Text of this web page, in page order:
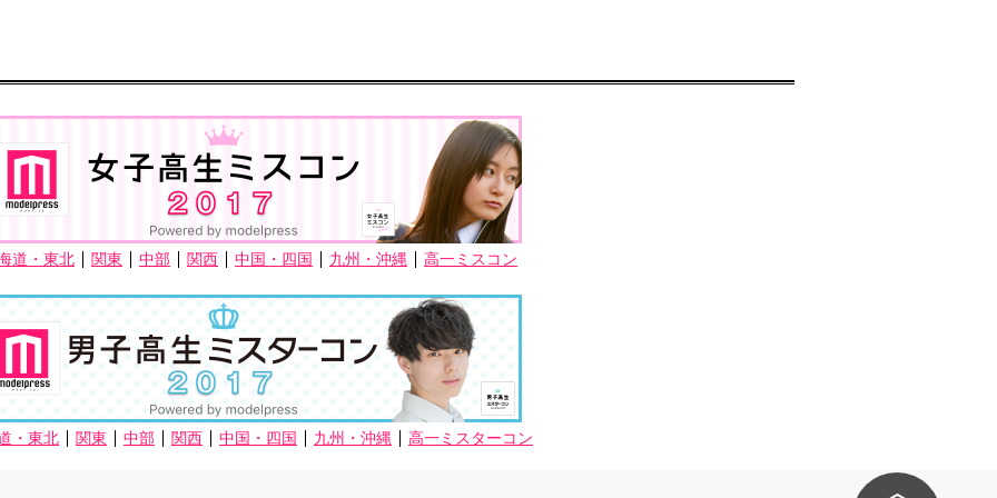
道・東北 関東 中部 関西 中国・四国 九州・沖縄 高一ミスコン
・東北 関東 中部 関西 中国・四国 九州・沖縄 高一ミスターコン